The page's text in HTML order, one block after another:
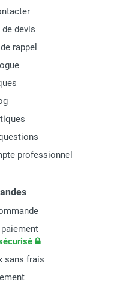
de devis
rappel
professionnel
sans frais